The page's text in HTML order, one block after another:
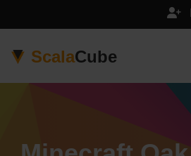
ScalaCube